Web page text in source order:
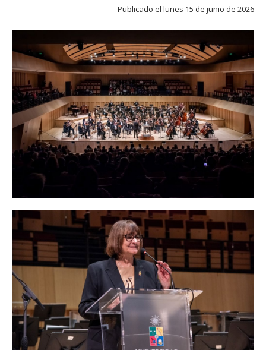
Publicado el lunes 15 de junio de 2026
Un total de 590 académicas, académicos, funcionarias y funcionarios
fueron los que dejaron de prestar servicios a la Casa de Bello desde
2023 y que fueron homenajeados.